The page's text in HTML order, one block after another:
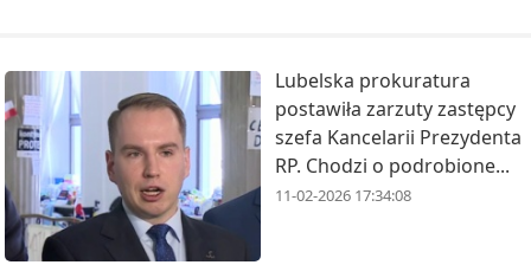
Lubelska prokuratura
postawiła zarzuty zastępcy
szefa Kancelarii Prezydenta
RP. Chodzi o podrobione...
11-02-2026 17:34:08